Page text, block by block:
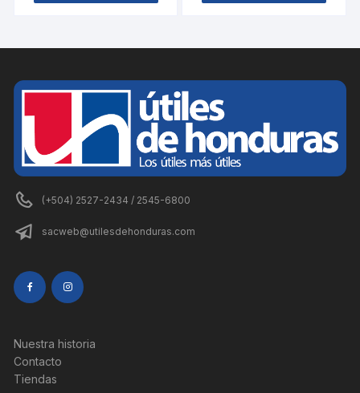
(+504) 2527-2434 / 2545-6800
sacweb@utilesdehonduras.com
Nuestra historia
Contacto
Tiendas